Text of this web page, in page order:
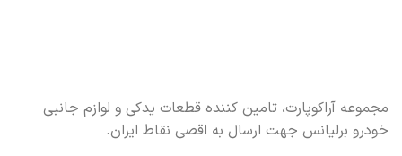
مجموعه آراکوپارت، تامین کننده قطعات یدکی و لوازم جانبی
خودرو برلیانس جهت ارسال به اقصی نقاط ایران.